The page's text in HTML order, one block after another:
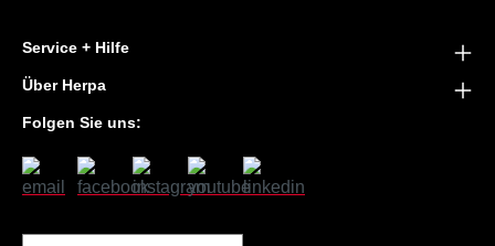
Service + Hilfe
Über Herpa
Folgen Sie uns: